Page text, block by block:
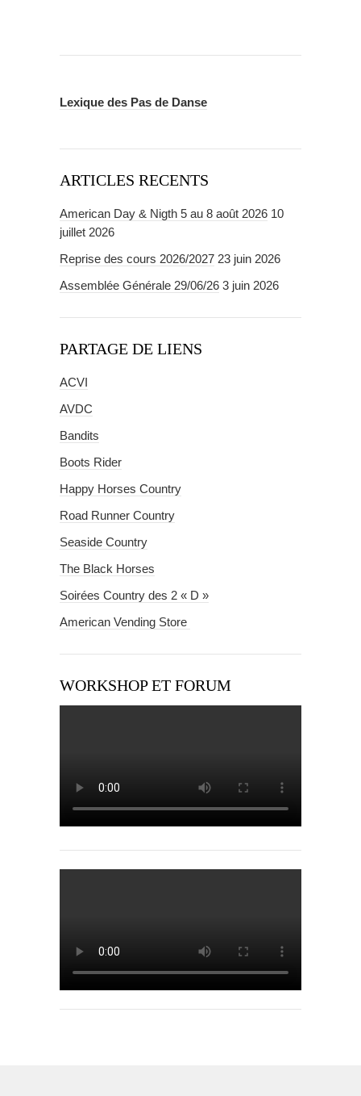
Lexique des Pas de Danse
ARTICLES RECENTS
American Day & Nigth 5 au 8 août 2026 10
juillet 2026
Reprise des cours 2026/2027 23 juin 2026
Assemblée Générale 29/06/26 3 juin 2026
PARTAGE DE LIENS
ACVI
AVDC
Bandits
Boots Rider
Happy Horses Country
Road Runner Country
Seaside Country
The Black Horses
Soirées Country des 2 « D »
American Vending Store
WORKSHOP ET FORUM